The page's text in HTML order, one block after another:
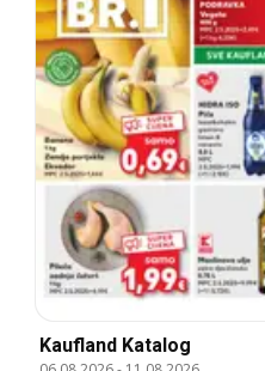
Kaufland Katalog